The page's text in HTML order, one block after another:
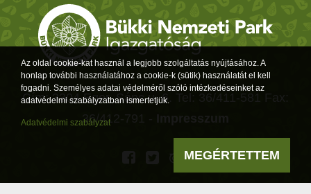
Cím: 3304 Eger, Sánc u. 6. Tel: 36/411-581 Fax:
36/412-791 -
Az oldal cookie-kat használ a legjobb szolgáltatás nyújtásához. A
honlap további használatához a cookie-k (sütik) használatát el kell
fogadni. Személyes adatai védelméről szóló intézkedéseinket az
adatvédelmi szabályzatban ismertetjük.
Adatvédelmi szabályzat
MEGÉRTETTEM